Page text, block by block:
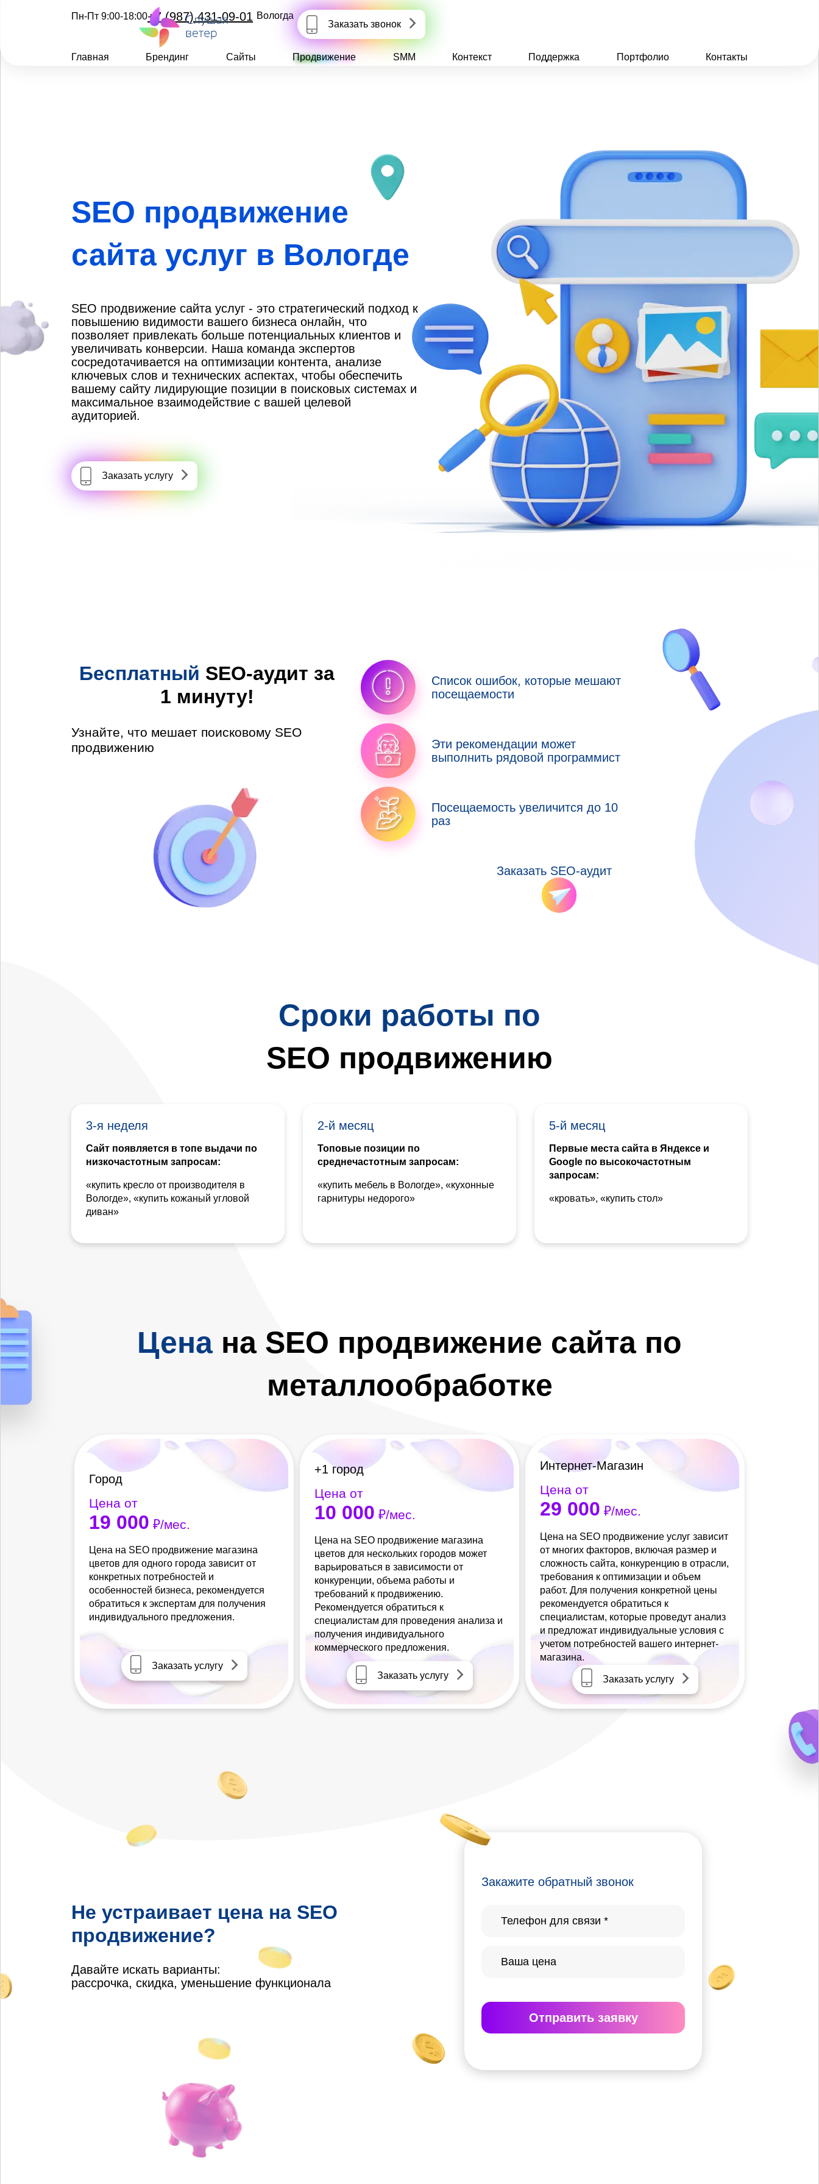
Пн-Пт 9:00-18:00+7 (987) 431-09-01 Вологда
Заказать звонок
Главная Брендинг Сайты Продвижение SMM Контекст Поддержка Портфолио Контакты
SEO продвижение
сайта услуг в Вологде
SEO продвижение сайта услуг - это стратегический подход к
повышению видимости вашего бизнеса онлайн, что
позволяет привлекать больше потенциальных клиентов и
увеличивать конверсии. Наша команда экспертов
сосредотачивается на оптимизации контента, анализе
ключевых слов и технических аспектах, чтобы обеспечить
вашему сайту лидирующие позиции в поисковых системах и
максимальное взаимодействие с вашей целевой
аудиторией.
Заказать услугу
Бесплатный SEO-аудит за
1 минуту!
Узнайте, что мешает поисковому SEO
продвижению
Список ошибок, которые мешают
посещаемости
Эти рекомендации может
выполнить рядовой программист
Посещаемость увеличится до 10
раз
Заказать SEO-аудит
Сроки работы по
SEO продвижению
3-я неделя
Сайт появляется в топе выдачи по
низкочастотным запросам:
«купить кресло от производителя в
Вологде», «купить кожаный угловой
диван»
2-й месяц
Топовые позиции по
среднечастотным запросам:
«купить мебель в Вологде», «кухонные
гарнитуры недорого»
5-й месяц
Первые места сайта в Яндексе и
Google по высокочастотным
запросам:
«кровать», «купить стол»
Ценана SEO продвижение сайта по
металлообработке
Город
Цена от
19 000 ₽/мес.
Цена на SEO продвижение магазина
цветов для одного города зависит от
конкретных потребностей и
особенностей бизнеса, рекомендуется
обратиться к экспертам для получения
индивидуального предложения.
Заказать услугу
+1 город
Цена от
10 000 ₽/мес.
Цена на SEO продвижение магазина
цветов для нескольких городов может
варьироваться в зависимости от
конкуренции, объема работы и
требований к продвижению.
Рекомендуется обратиться к
специалистам для проведения анализа и
получения индивидуального
коммерческого предложения.
Заказать услугу
Интернет-Магазин
Цена от
29 000 ₽/мес.
Цена на SEO продвижение услуг зависит
от многих факторов, включая размер и
сложность сайта, конкуренцию в отрасли,
требования к оптимизации и объем
работ. Для получения конкретной цены
рекомендуется обратиться к
специалистам, которые проведут анализ
и предложат индивидуальные условия с
учетом потребностей вашего интернет-
магазина.
Заказать услугу
Не устраивает цена на SEO
продвижение?
Давайте искать варианты:
рассрочка, скидка, уменьшение функционала
Закажите обратный звонок
Отправить заявку